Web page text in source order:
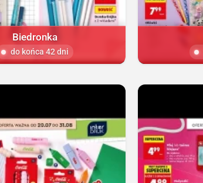
Biedronka
do końca 42 dni